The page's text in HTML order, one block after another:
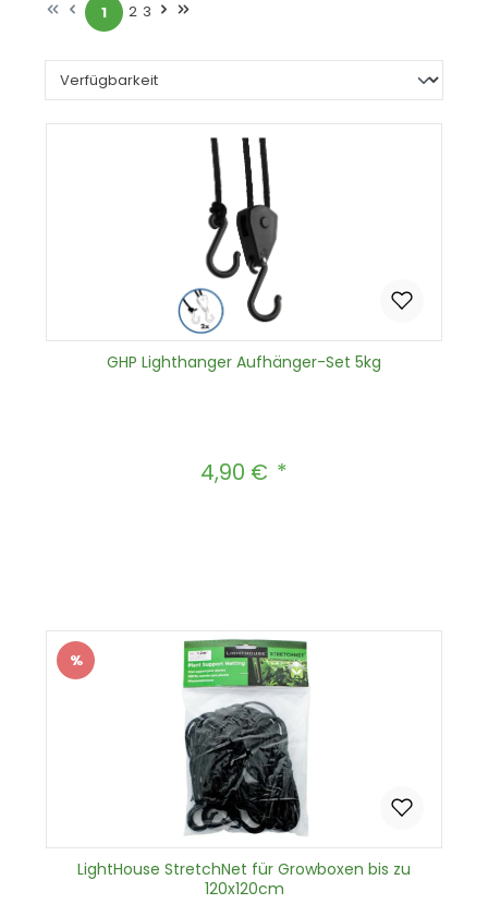
Seite
1 Seite
2 Seite
3
GHP Lighthanger Aufhänger-Set 5kg
Regulärer Preis:
4,90 €
Rabatt
%
LightHouse StretchNet für Growboxen bis zu
120x120cm